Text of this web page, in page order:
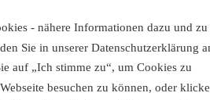
als erfrischendes Gesichtswasser,
für Kompressen, zur
- nähere Informationen dazu und zu
Sie in unserer Datenschutzerklärung
auf „Ich stimme zu“, um Cookies zu
besuchen zu können, oder